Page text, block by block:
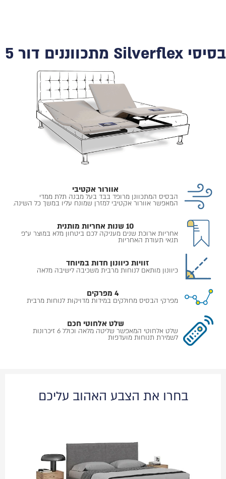
בסיסי Silverflex מתכווננים דור 5
אוורור אקטיבי
הבסיס המתכוונן מרופד בבד בעל מבנה תלת ממדי
המאפשר אוורור אקטיבי למזרן שמונח עליו במשך כל השינה.
10 שנות אחריות מותנית
אחריות ארוכת שנים מעניקה לכם ביטחון מלא במוצר ע״פ
תנאי תעודת האחריות
זוויות כיוונון חדות במיוחד
כיוונון מותאם לנוחות מרבית משכיבה לישיבה מלאה
4 מפרקים
מפרקי הבסיס מחולקים במידות מדויקות לנוחות מרבית
שלט אלחוטי חכם
שלט אלחוטי המאפשר שליטה מלאה וכולל 6 זיכרונות
לשמירת תנוחות מועדפות
בחרו את הצבע האהוב עליכם